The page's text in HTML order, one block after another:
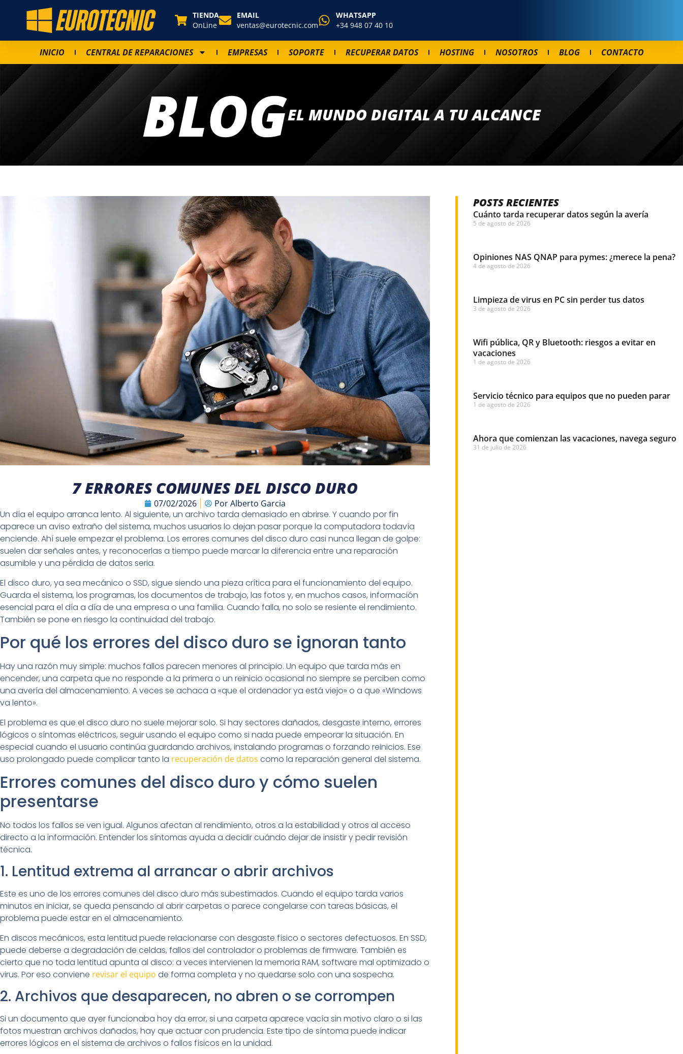
TIENDA
OnLine
EMAIL
ventas@eurotecnic.com
WHATSAPP
+34 948 07 40 10
INICIO CENTRAL DE REPARACIONES EMPRESAS SOPORTE RECUPERAR DATOS HOSTING NOSOTROS BLOG CONTACTO
BLOGEL MUNDO DIGITAL A TU ALCANCE
7 ERRORES COMUNES DEL DISCO DURO
07/02/2026 PorAlberto Garcia
Un día el equipo arranca lento. Al siguiente, un archivo tarda demasiado en abrirse. Y cuando por fin
aparece un aviso extraño del sistema, muchos usuarios lo dejan pasar porque la computadora todavía
enciende. Ahí suele empezar el problema. Los errores comunes del disco duro casi nunca llegan de golpe:
suelen dar señales antes, y reconocerlas a tiempo puede marcar la diferencia entre una reparación
asumible y una pérdida de datos seria.
El disco duro, ya sea mecánico o SSD, sigue siendo una pieza crítica para el funcionamiento del equipo.
Guarda el sistema, los programas, los documentos de trabajo, las fotos y, en muchos casos, información
esencial para el día a día de una empresa o una familia. Cuando falla, no solo se resiente el rendimiento.
También se pone en riesgo la continuidad del trabajo.
Por qué los errores del disco duro se ignoran tanto
Hay una razón muy simple: muchos fallos parecen menores al principio. Un equipo que tarda más en
encender, una carpeta que no responde a la primera o un reinicio ocasional no siempre se perciben como
una avería del almacenamiento. A veces se achaca a «que el ordenador ya está viejo» o a que «Windows
va lento».
El problema es que el disco duro no suele mejorar solo. Si hay sectores dañados, desgaste interno, errores
lógicos o síntomas eléctricos, seguir usando el equipo como si nada puede empeorar la situación. En
especial cuando el usuario continúa guardando archivos, instalando programas o forzando reinicios. Ese
uso prolongado puede complicar tanto la recuperación de datos como la reparación general del sistema.
Errores comunes del disco duro y cómo suelen
presentarse
No todos los fallos se ven igual. Algunos afectan al rendimiento, otros a la estabilidad y otros al acceso
directo a la información. Entender los síntomas ayuda a decidir cuándo dejar de insistir y pedir revisión
técnica.
1. Lentitud extrema al arrancar o abrir archivos
Este es uno de los errores comunes del disco duro más subestimados. Cuando el equipo tarda varios
minutos en iniciar, se queda pensando al abrir carpetas o parece congelarse con tareas básicas, el
problema puede estar en el almacenamiento.
En discos mecánicos, esta lentitud puede relacionarse con desgaste físico o sectores defectuosos. En SSD,
puede deberse a degradación de celdas, fallos del controlador o problemas de firmware. También es
cierto que no toda lentitud apunta al disco: a veces intervienen la memoria RAM, software mal optimizado o
virus. Por eso conviene revisar el equipo de forma completa y no quedarse solo con una sospecha.
2. Archivos que desaparecen, no abren o se corrompen
Si un documento que ayer funcionaba hoy da error, si una carpeta aparece vacía sin motivo claro o si las
fotos muestran archivos dañados, hay que actuar con prudencia. Este tipo de síntoma puede indicar
errores lógicos en el sistema de archivos o fallos físicos en la unidad.
POSTS RECIENTES
Cuánto tarda recuperar datos según la avería
5 de agosto de 2026
Opiniones NAS QNAP para pymes: ¿merece la pena?
4 de agosto de 2026
Limpieza de virus en PC sin perder tus datos
3 de agosto de 2026
Wifi pública, QR y Bluetooth: riesgos a evitar en
vacaciones
1 de agosto de 2026
Servicio técnico para equipos que no pueden parar
1 de agosto de 2026
Ahora que comienzan las vacaciones, navega seguro
31 de julio de 2026